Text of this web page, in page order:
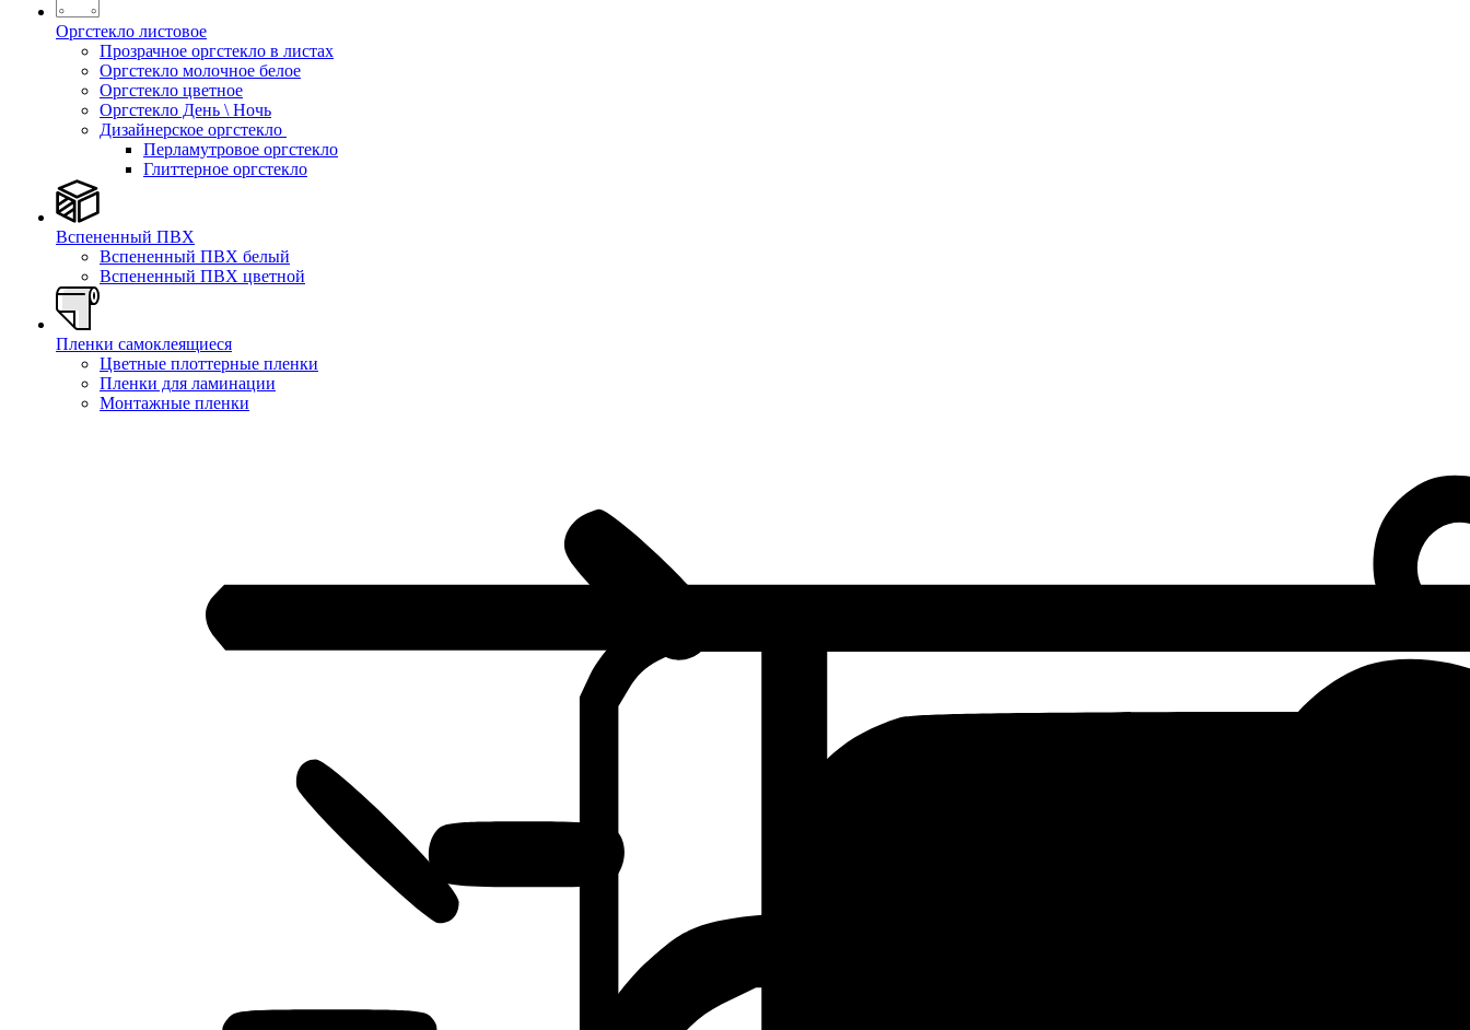
Оргстекло листовое
Прозрачное оргстекло в листах
Оргстекло молочное белое
Оргстекло цветное
Оргстекло День \ Ночь
Дизайнерское оргстекло
Перламутровое оргстекло
Глиттерное оргстекло
Вспененный ПВХ
Вспененный ПВХ белый
Вспененный ПВХ цветной
Пленки самоклеящиеся
Цветные плоттерные пленки
Пленки для ламинации
Монтажные пленки